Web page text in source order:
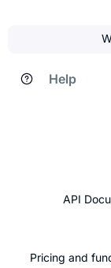
Help
API
Pricing and